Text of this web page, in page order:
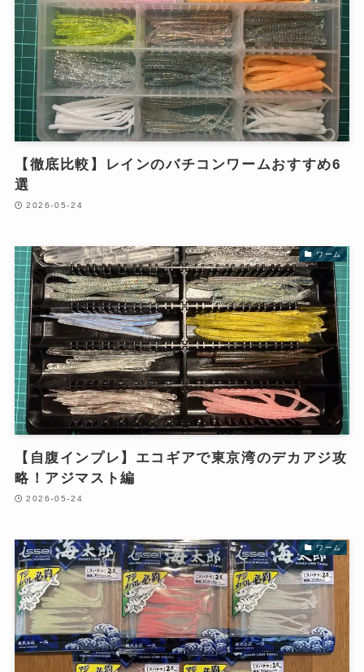
【徹底比較】レインのバチコンワームおすすめ6
選
2026-05-24
ワーム
【自腹インプレ】エコギアで東京湾のデカアジ攻
略！アジマスト編
2026-05-24
ワーム